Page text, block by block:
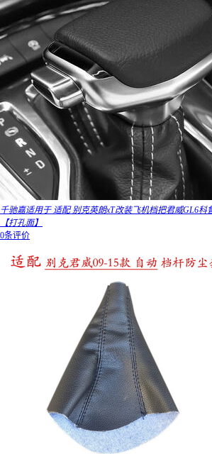
千驰嘉适用于 适配 别克英朗xT改装飞机档把君威GL6科
【打孔面】
0条评价